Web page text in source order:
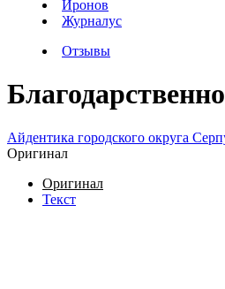
Иронов
Журналус
Отзывы
Айдентика городского округа
Оригинал
Оригинал
Текст